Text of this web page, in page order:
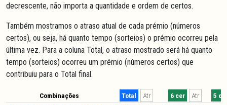
decrescente, não importa a quantidade e ordem de certos.
Também mostramos o atraso atual de cada prémio (números
certos), ou seja, há quanto tempo (sorteios) o prémio ocorreu pela
última vez. Para a coluna Total, o atraso mostrado será há quanto
tempo (sorteios) ocorreu um prémio (números certos) que
contribuiu para o Total final.
Combinações Total Atr 6 cer Atr 5